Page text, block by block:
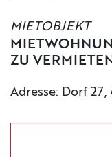
MIETOBJEKT
ZU
Adresse: Dorf